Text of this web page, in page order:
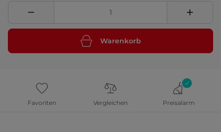
Warenkorb
Favoriten Vergleichen Preisalarm